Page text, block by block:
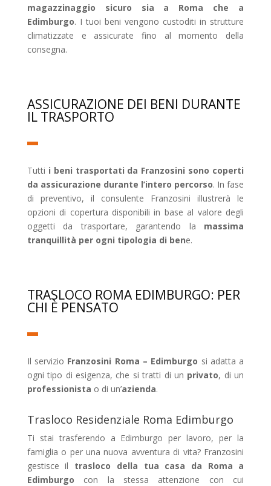
magazzinaggio sicuro sia a Roma che a
Edimburgo. I tuoi beni vengono custoditi in strutture
climatizzate e assicurate fino al momento della
consegna.
ASSICURAZIONE DEI BENI DURANTE
IL TRASPORTO
Tutti i beni trasportati da Franzosini sono coperti
da assicurazione durante l’intero percorso. In fase
di preventivo, il consulente Franzosini illustrerà le
opzioni di copertura disponibili in base al valore degli
oggetti da trasportare, garantendo la massima
tranquillità per ogni tipologia di bene.
TRASLOCO ROMA EDIMBURGO: PER
CHI È PENSATO
Il servizio Franzosini Roma – Edimburgo si adatta a
ogni tipo di esigenza, che si tratti di un privato, di un
professionista o di un’azienda.
Trasloco Residenziale Roma Edimburgo
Ti stai trasferendo a Edimburgo per lavoro, per la
famiglia o per una nuova avventura di vita? Franzosini
gestisce il trasloco della tua casa da Roma a
Edimburgo con la stessa attenzione con cui